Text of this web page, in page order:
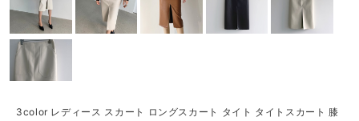
3color レディース スカート ロングスカート タイト タイトスカート 膝